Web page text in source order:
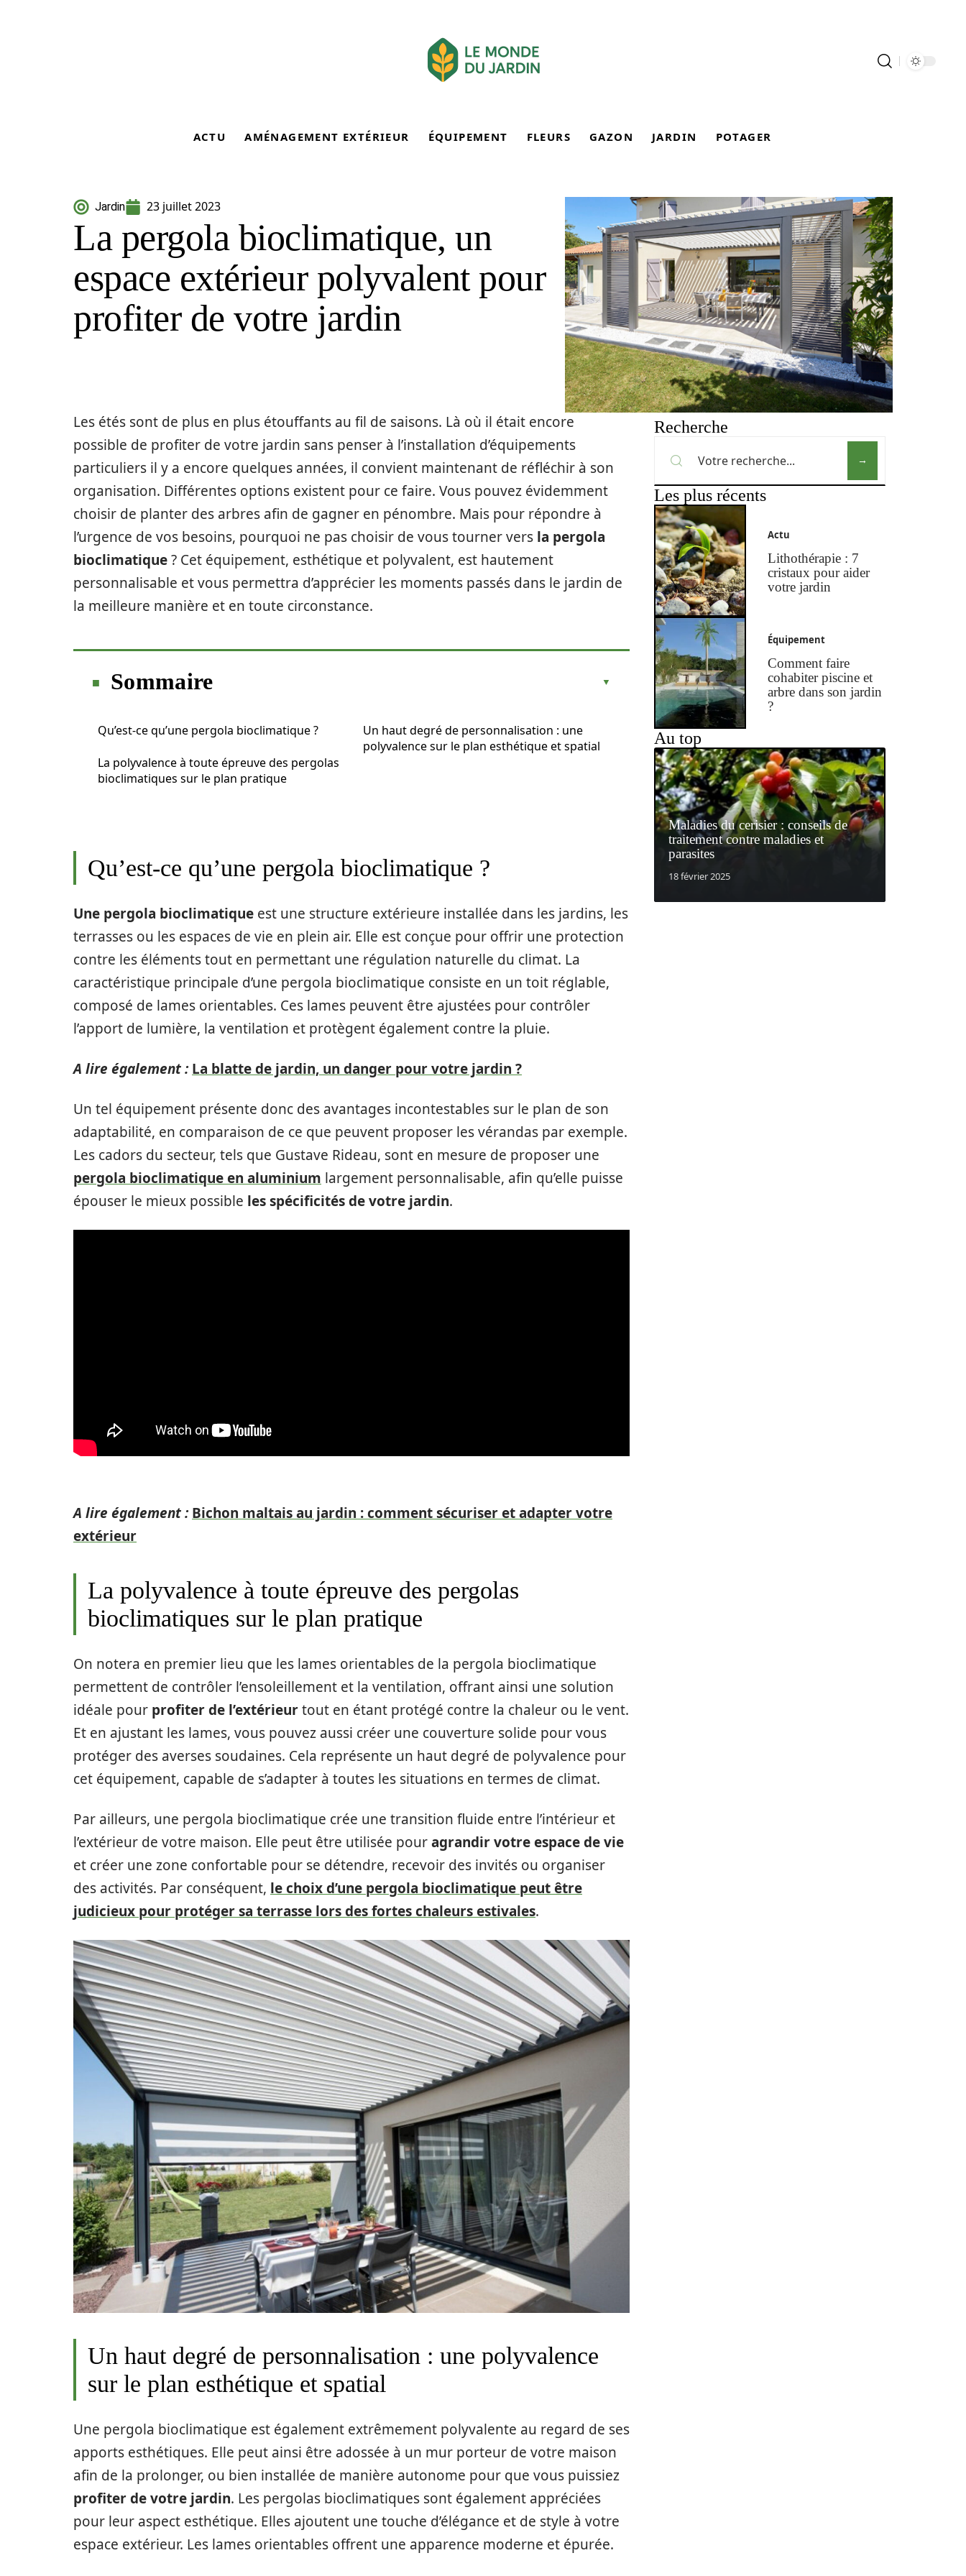
ACTU AMÉNAGEMENT EXTÉRIEUR ÉQUIPEMENT FLEURS GAZON JARDIN POTAGER
Jardin 23 juillet 2023
La pergola bioclimatique, un
espace extérieur polyvalent pour
profiter de votre jardin
Les étés sont de plus en plus étouffants au fil de saisons. Là où il était encore
possible de profiter de votre jardin sans penser à l’installation d’équipements
particuliers il y a encore quelques années, il convient maintenant de réfléchir à son
organisation. Différentes options existent pour ce faire. Vous pouvez évidemment
choisir de planter des arbres afin de gagner en pénombre. Mais pour répondre à
l’urgence de vos besoins, pourquoi ne pas choisir de vous tourner vers la pergola
bioclimatique? Cet équipement, esthétique et polyvalent, est hautement
personnalisable et vous permettra d’apprécier les moments passés dans le jardin de
la meilleure manière et en toute circonstance.
Sommaire
Qu’est-ce qu’une pergola bioclimatique ?
La polyvalence à toute épreuve des pergolas
bioclimatiques sur le plan pratique
Un haut degré de personnalisation : une
polyvalence sur le plan esthétique et spatial
Qu’est-ce qu’une pergola bioclimatique ?
Une pergola bioclimatique est une structure extérieure installée dans les jardins, les
terrasses ou les espaces de vie en plein air. Elle est conçue pour offrir une protection
contre les éléments tout en permettant une régulation naturelle du climat. La
caractéristique principale d’une pergola bioclimatique consiste en un toit réglable,
composé de lames orientables. Ces lames peuvent être ajustées pour contrôler
l’apport de lumière, la ventilation et protègent également contre la pluie.
A lire également : La blatte de jardin, un danger pour votre jardin ?
Un tel équipement présente donc des avantages incontestables sur le plan de son
adaptabilité, en comparaison de ce que peuvent proposer les vérandas par exemple.
Les cadors du secteur, tels que Gustave Rideau, sont en mesure de proposer une
pergola bioclimatique en aluminium largement personnalisable, afin qu’elle puisse
épouser le mieux possible les spécificités de votre jardin.
A lire également : Bichon maltais au jardin : comment sécuriser et adapter votre
extérieur
La polyvalence à toute épreuve des pergolas
bioclimatiques sur le plan pratique
On notera en premier lieu que les lames orientables de la pergola bioclimatique
permettent de contrôler l’ensoleillement et la ventilation, offrant ainsi une solution
idéale pour profiter de l’extérieurtout en étant protégé contre la chaleur ou le vent.
Et en ajustant les lames, vous pouvez aussi créer une couverture solide pour vous
protéger des averses soudaines. Cela représente un haut degré de polyvalence pour
cet équipement, capable de s’adapter à toutes les situations en termes de climat.
Par ailleurs, une pergola bioclimatique crée une transition fluide entre l’intérieur et
l’extérieur de votre maison. Elle peut être utilisée pouragrandir votre espace de vie
et créer une zone confortable pour se détendre, recevoir des invités ou organiser
des activités. Par conséquent, le choix d’une pergola bioclimatique peut être
judicieux pour protéger sa terrasse lors des fortes chaleurs estivales.
Un haut degré de personnalisation : une polyvalence
sur le plan esthétique et spatial
Une pergola bioclimatique est également extrêmement polyvalente au regard de ses
apports esthétiques. Elle peut ainsi être adossée à un mur porteur de votre maison
afin de la prolonger, ou bien installée de manière autonome pour que vous puissiez
profiter de votre jardin. Les pergolas bioclimatiques sont également appréciées
pour leur aspect esthétique. Elles ajoutent une touche d’élégance et de style à votre
espace extérieur. Les lames orientables offrent une apparence moderne et épurée.
Recherche
Les plus récents
Actu
Lithothérapie : 7
cristaux pour aider
votre jardin
Équipement
Comment faire
cohabiter piscine et
arbre dans son jardin
?
Au top
Maladies du cerisier : conseils de
traitement contre maladies et
parasites
18 février 2025